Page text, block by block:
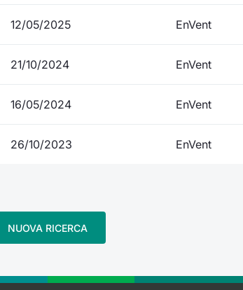
12/05/2025 EnVent
21/10/2024 EnVent
16/05/2024 EnVent
26/10/2023 EnVent
NUOVA RICERCA